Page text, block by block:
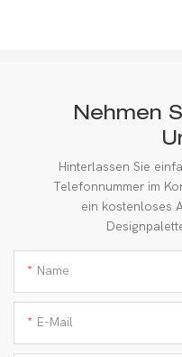
Nehmen
Hinterlassen Sie
Telefonnummer im
ein kostenloses
Name
E-Mail